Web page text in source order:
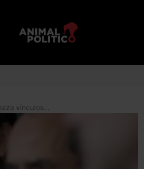
Luisa María Calderón rechaza vínculos con los Caballeros Templarios